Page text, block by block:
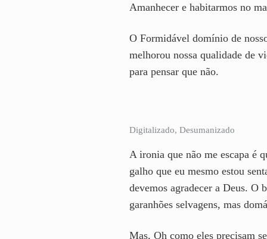
Amanhecer e habitarmos no
O Formidável domínio de
melhorou nossa qualidade de
para pensar que não.
Digitalizado, Desumanizado
A ironia que não me escapa é
galho que eu mesmo estou
devemos agradecer a Deus. O
garanhões selvagens, mas
Mas, Oh como eles precisam